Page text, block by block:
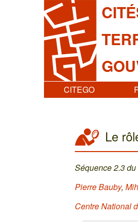
CITEGO
Le
Séquence 2.3
Pierre Bauby,
Centre National